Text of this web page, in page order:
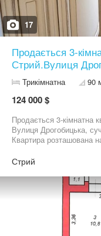
17
Продається 3-
Стрий.Вулиця
Трикімнатна 90
124 000 $
Продається 3-кімнатна
Вулиця Дрогобицька,
Квартира розташована
індивідуальне.
видами на місто з трьох
два балкони.
готове для проживання
збудований з якісних
ліфт. Вдале
уся необхідна
комфортного
Стрий